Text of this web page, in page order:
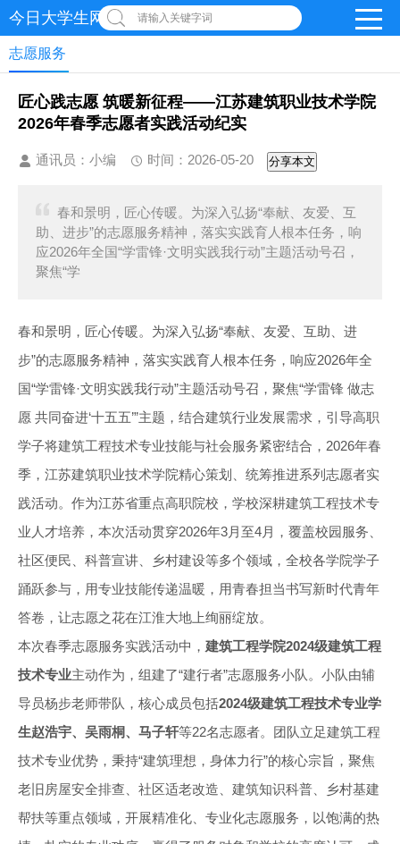
今日大学生网 | 在线投稿
请输入关键字词
志愿服务
匠心践志愿 筑暖新征程——江苏建筑职业技术学院
2026年春季志愿者实践活动纪实
通讯员：小编 时间：2026-05-20 分享本文
春和景明，匠心传暖。为深入弘扬“奉献、友爱、互
助、进步”的志愿服务精神，落实实践育人根本任务，响
应2026年全国“学雷锋·文明实践我行动”主题活动号召，
聚焦“学
春和景明，匠心传暖。为深入弘扬“奉献、友爱、互助、进
步”的志愿服务精神，落实实践育人根本任务，响应2026年全
国“学雷锋·文明实践我行动”主题活动号召，聚焦“学雷锋 做志
愿 共同奋进‘十五五’”主题，结合建筑行业发展需求，引导高职
学子将建筑工程技术专业技能与社会服务紧密结合，2026年春
季，江苏建筑职业技术学院精心策划、统筹推进系列志愿者实
践活动。作为江苏省重点高职院校，学校深耕建筑工程技术专
业人才培养，本次活动贯穿2026年3月至4月，覆盖校园服务、
社区便民、科普宣讲、乡村建设等多个领域，全校各学院学子
踊跃参与，用专业技能传递温暖，用青春担当书写新时代青年
答卷，让志愿之花在江淮大地上绚丽绽放。
本次春季志愿服务实践活动中， 建筑工程学院2024级建筑工程
技术专业主动作为，组建了“建行者”志愿服务小队。小队由辅
导员杨步老师带队，核心成员包括2024级建筑工程技术专业学
生赵浩宇、吴雨桐、马子轩等22名志愿者。团队立足建筑工程
技术专业优势，秉持“建筑理想，身体力行”的核心宗旨，聚焦
老旧房屋安全排查、社区适老改造、建筑知识科普、乡村基建
帮扶等重点领域，开展精准化、专业化志愿服务，以饱满的热